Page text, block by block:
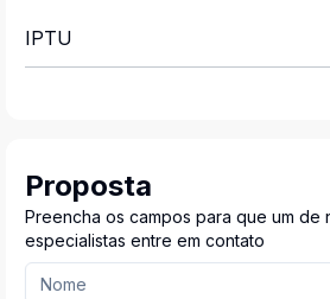
IPTU
Proposta
Preencha os campos para que um de
especialistas entre em contato